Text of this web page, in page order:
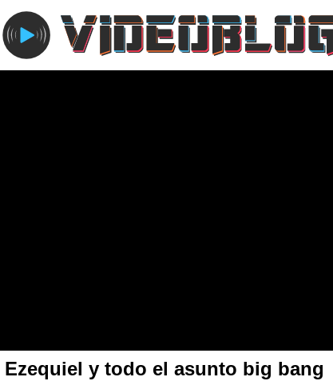
Ezequiel y todo el asunto big bang